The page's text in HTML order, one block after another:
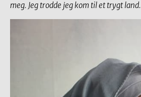
meg. Jeg trodde jeg kom til et trygt land.